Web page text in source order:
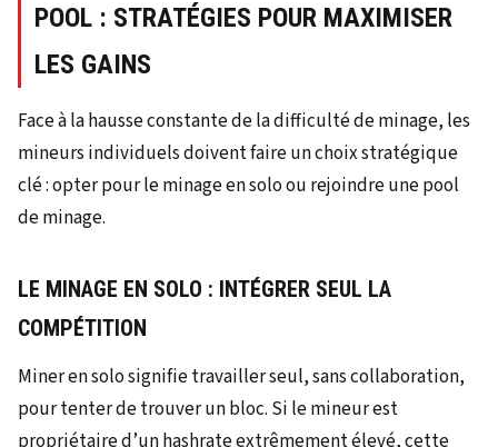
POOL : STRATÉGIES POUR MAXIMISER
LES GAINS
Face à la hausse constante de la difficulté de minage, les
mineurs individuels doivent faire un choix stratégique
clé : opter pour le minage en solo ou rejoindre une pool
de minage.
LE MINAGE EN SOLO : INTÉGRER SEUL LA
COMPÉTITION
Miner en solo signifie travailler seul, sans collaboration,
pour tenter de trouver un bloc. Si le mineur est
propriétaire d’un hashrate extrêmement élevé, cette